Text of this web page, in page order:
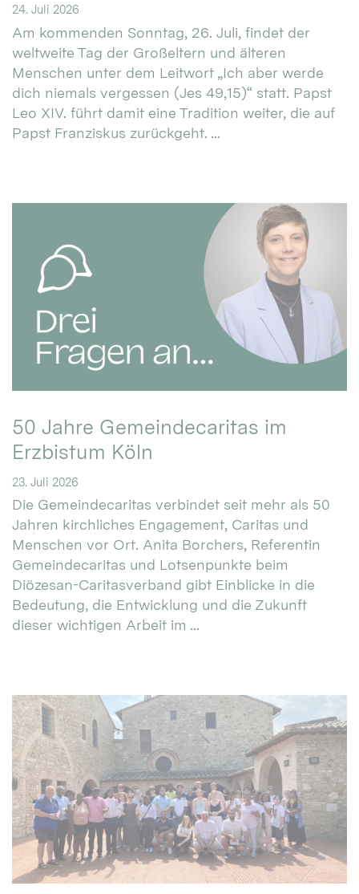
24. Juli 2026
Am kommenden Sonntag, 26. Juli, findet der
weltweite Tag der Großeltern und älteren
Menschen unter dem Leitwort „Ich aber werde
dich niemals vergessen (Jes 49,15)“ statt. Papst
Leo XIV. führt damit eine Tradition weiter, die auf
Papst Franziskus zurückgeht. ...
50 Jahre Gemeindecaritas im
Erzbistum Köln
23. Juli 2026
Die Gemeindecaritas verbindet seit mehr als 50
Jahren kirchliches Engagement, Caritas und
Menschen vor Ort. Anita Borchers, Referentin
Gemeindecaritas und Lotsenpunkte beim
Diözesan-Caritasverband gibt Einblicke in die
Bedeutung, die Entwicklung und die Zukunft
dieser wichtigen Arbeit im ...